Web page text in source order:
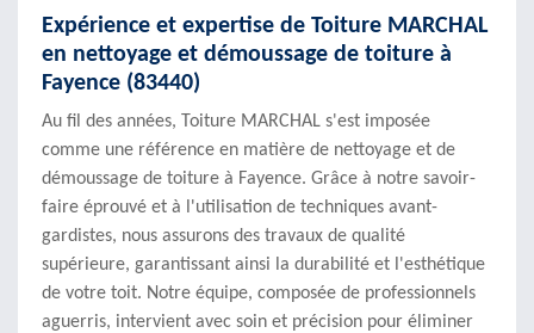
Expérience et expertise de Toiture MARCHAL
en nettoyage et démoussage de toiture à
Fayence (83440)
Au fil des années, Toiture MARCHAL s'est imposée
comme une référence en matière de nettoyage et de
démoussage de toiture à Fayence. Grâce à notre savoir-
faire éprouvé et à l'utilisation de techniques avant-
gardistes, nous assurons des travaux de qualité
supérieure, garantissant ainsi la durabilité et l'esthétique
de votre toit. Notre équipe, composée de professionnels
aguerris, intervient avec soin et précision pour éliminer